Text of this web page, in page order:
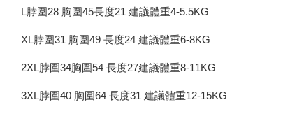
L脖圍28 胸圍45長度21 建議體重4-5.5KG
XL脖圍31 胸圍49 長度24 建議體重6-8KG
2XL脖圍34胸圍54 長度27建議體重8-11KG
3XL脖圍40 胸圍64 長度31 建議體重12-15KG